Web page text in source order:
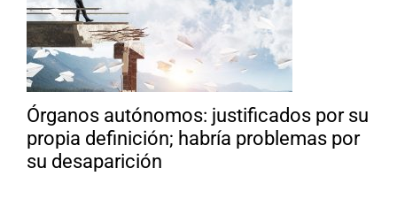
Órganos autónomos: justificados por su
propia definición; habría problemas por
su desaparición